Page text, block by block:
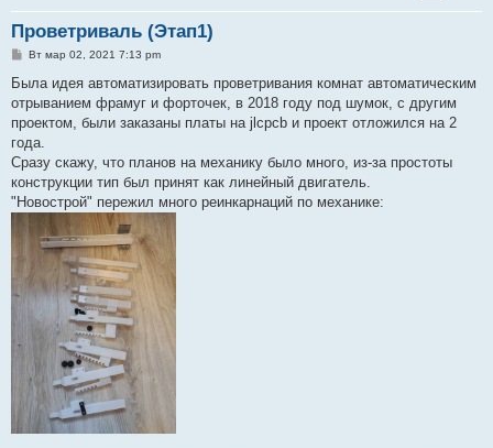
Проветриваль (Этап1)
С
о
щ
е
и
е
Вт мар 02, 2021 7:13 pm
Была идея автоматизировать проветривания комнат автоматическим
отрыванием фрамуг и форточек, в 2018 году под шумок, с другим
проектом, были заказаны платы на jlcpcb и проект отложился на 2
года.
Сразу скажу, что планов на механику было много, из-за простоты
конструкции тип был принят как линейный двигатель.
"Новострой" пережил много реинкарнаций по механике: